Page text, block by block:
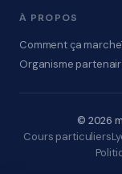
À PROPOS
Comment ça marche
Organisme
© 2026
Cours particuliers